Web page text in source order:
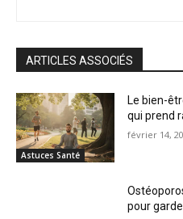
ARTICLES ASSOCIÉS
Astuces Santé
Le bien-
qui prend
février 14,
pour